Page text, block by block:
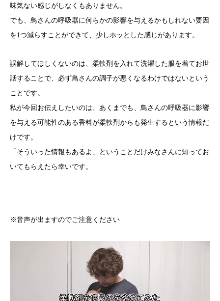
味気ない感じがしなくもありません。
でも、鳥さんの呼吸器に何らかの影響を与えるかもしれない要因
を1つ減らすことができて、少しホッとした感じがあります。
誤解してほしくないのは、柔軟剤を入れて洗濯した服を着てお世
話することで、必ず鳥さんの調子が悪くなるわけではないという
ことです。
私が今回お伝えしたいのは、あくまでも、鳥さんの呼吸器に影響
を与える可能性のある香料が柔軟剤からも発生するという情報だ
けです。
「そういった情報もあるよ」ということだけみなさんに知ってお
いてもらえたら幸いです。
※音声が出ますのでご注意ください